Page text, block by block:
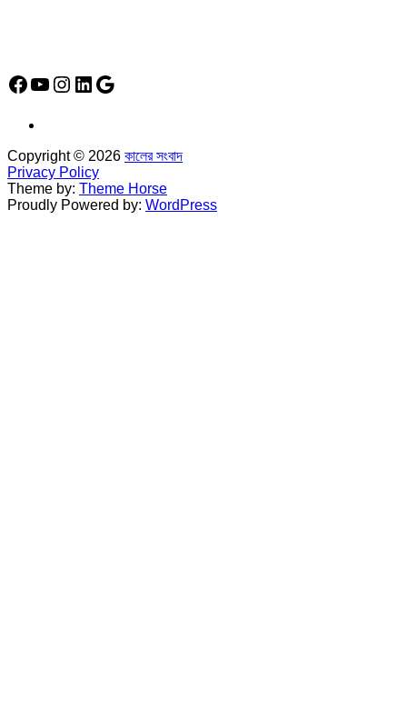
Facebook
YouTube
Instagram
LinkedIn
Google
Copyright © 2026 কালের সংবাদ
Privacy Policy
Theme by: Theme Horse
Proudly Powered by: WordPress